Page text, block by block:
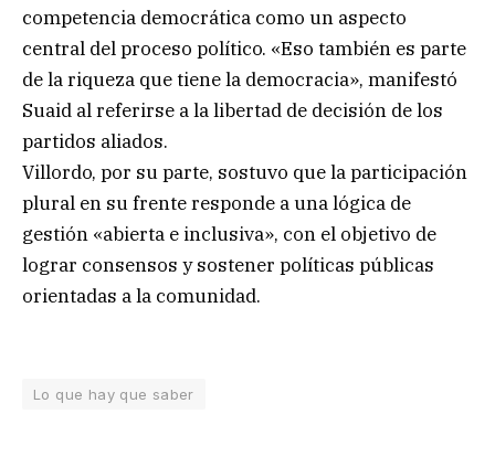
competencia democrática como un aspecto
central del proceso político. «Eso también es parte
de la riqueza que tiene la democracia», manifestó
Suaid al referirse a la libertad de decisión de los
partidos aliados.
Villordo, por su parte, sostuvo que la participación
plural en su frente responde a una lógica de
gestión «abierta e inclusiva», con el objetivo de
lograr consensos y sostener políticas públicas
orientadas a la comunidad.
Lo que hay que saber